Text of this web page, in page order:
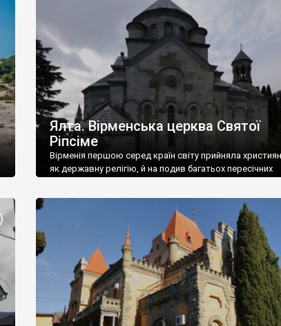
називаються «повстяками» (postaki)…” “Вино. Крим
виробляє відмінне вино і його вдосталь: воно все
легке біле і дуже […]
Ялта. Вірменська церква Святої
Ріпсіме
Вірменія першою серед країн світу прийняла
як державну релігію, й на подив багатьох пересічних